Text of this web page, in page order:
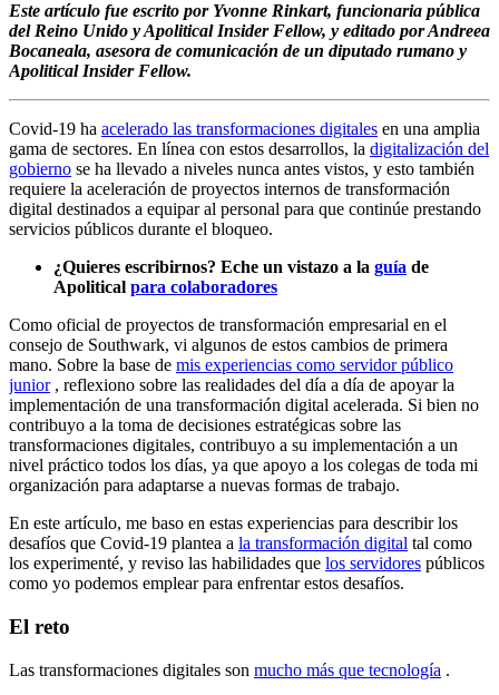
Este artículo fue escrito por Yvonne Rinkart, funcionaria pública
del Reino Unido y Apolitical Insider Fellow, y editado por Andreea
Bocaneala, asesora de comunicación de un diputado rumano y
Apolitical Insider Fellow.
Covid-19 ha acelerado las transformaciones digitales en una amplia
gama de sectores. En línea con estos desarrollos, la digitalización del
gobierno se ha llevado a niveles nunca antes vistos, y esto también
requiere la aceleración de proyectos internos de transformación
digital destinados a equipar al personal para que continúe prestando
servicios públicos durante el bloqueo.
¿Quieres escribirnos? Eche un vistazo a la guía de
Apolitical para colaboradores
Como oficial de proyectos de transformación empresarial en el
consejo de Southwark, vi algunos de estos cambios de primera
mano. Sobre la base de mis experiencias como servidor público
junior, reflexiono sobre las realidades del día a día de apoyar la
implementación de una transformación digital acelerada. Si bien no
contribuyo a la toma de decisiones estratégicas sobre las
transformaciones digitales, contribuyo a su implementación a un
nivel práctico todos los días, ya que apoyo a los colegas de toda mi
organización para adaptarse a nuevas formas de trabajo.
En este artículo, me baso en estas experiencias para describir los
desafíos que Covid-19 plantea a la transformación digital tal como
los experimenté, y reviso las habilidades que los servidores públicos
como yo podemos emplear para enfrentar estos desafíos.
El reto
Las transformaciones digitales son mucho más que tecnología .